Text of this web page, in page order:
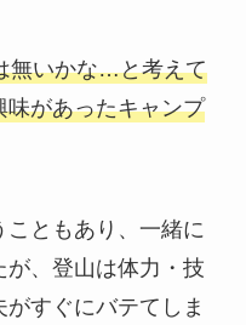
無いかな…と考えて
があったキャンプ
ともあり、一緒に
、登山は体力・技
すぐにバテてしま